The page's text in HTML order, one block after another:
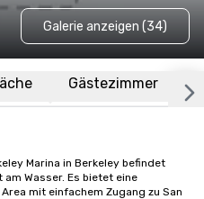
Galerie anzeigen (34)
Gästezimmer
Marina in Berkeley befindet
Wasser. Es bietet eine
mit einfachem Zugang zu San